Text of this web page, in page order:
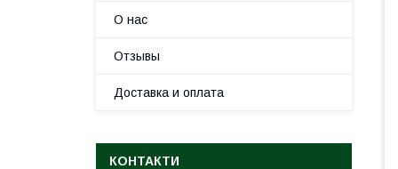
О нас
Отзывы
Доставка и оплата
КОНТАКТИ